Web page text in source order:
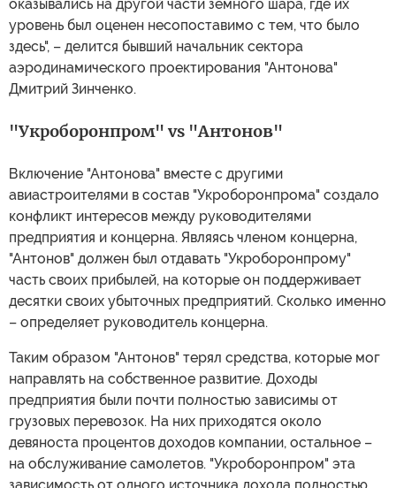
оказывались на другой части земного шара, где их
уровень был оценен несопоставимо с тем, что было
здесь", – делится бывший начальник сектора
аэродинамического проектирования "Антонова"
Дмитрий Зинченко.
"Укроборонпром" vs "Антонов"
Включение "Антонова" вместе с другими
авиастроителями в состав "Укроборонпрома" создало
конфликт интересов между руководителями
предприятия и концерна. Являясь членом концерна,
"Антонов" должен был отдавать "Укроборонпрому"
часть своих прибылей, на которые он поддерживает
десятки своих убыточных предприятий. Сколько именно
– определяет руководитель концерна.
Таким образом "Антонов" терял средства, которые мог
направлять на собственное развитие. Доходы
предприятия были почти полностью зависимы от
грузовых перевозок. На них приходятся около
девяноста процентов доходов компании, остальное –
на обслуживание самолетов. "Укроборонпром" эта